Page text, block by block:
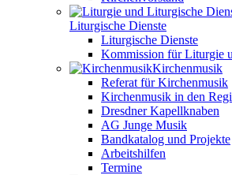
Liturgische Dienste
Liturgische Dienste
Kommission für Liturgie
Kirchenmusik
Referat für Kirchenmusik
Kirchenmusik in den
Dresdner Kapellknaben
AG Junge Musik
Bandkatalog und Projekte
Arbeitshilfen
Termine